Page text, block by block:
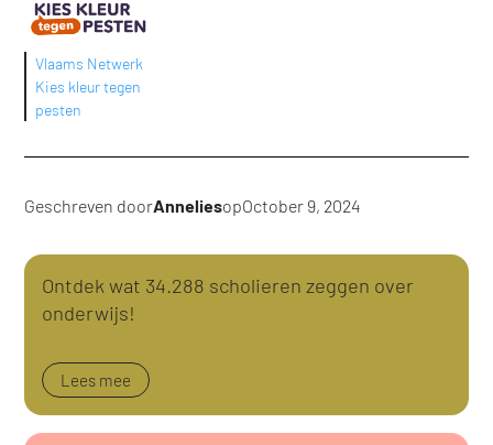
Vlaams Netwerk
Kies kleur tegen
pesten
Geschreven doorAnneliesopOctober 9, 2024
Ontdek wat 34.288 scholieren zeggen over
onderwijs!
Lees mee